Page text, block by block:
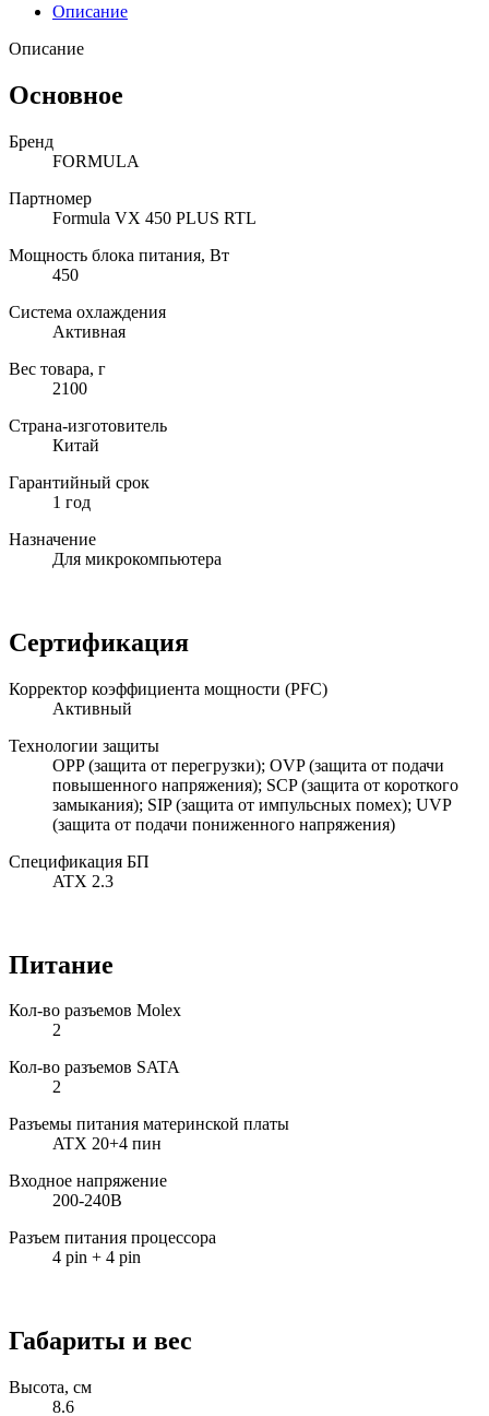
Описание
Описание
Основное
Бренд
FORMULA
Партномер
Formula VX 450 PLUS RTL
Мощность блока питания, Вт
450
Система охлаждения
Активная
Вес товара, г
2100
Страна-изготовитель
Китай
Гарантийный срок
1 год
Назначение
Для микрокомпьютера
Сертификация
Корректор коэффициента мощности (PFC)
Активный
Технологии защиты
OPP (защита от перегрузки); OVP (защита от подачи
повышенного напряжения); SCP (защита от короткого
замыкания); SIP (защита от импульсных помех); UVP
(защита от подачи пониженного напряжения)
Спецификация БП
ATX 2.3
Питание
Кол-во разъемов Molex
2
Кол-во разъемов SATA
2
Разъемы питания материнской платы
ATX 20+4 пин
Входное напряжение
200-240В
Разъем питания процессора
4 pin + 4 pin
Габариты и вес
Высота, см
8.6